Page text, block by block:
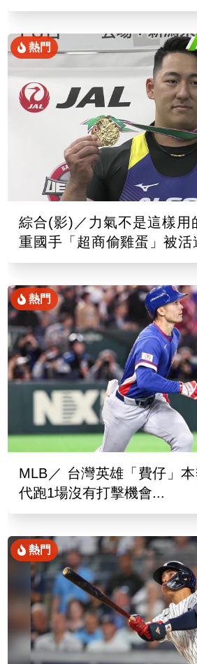
熱門
綜合(影)／力氣不是這樣用
重國手「超商偷雞蛋」被活
折
熱門
MLB／ 台灣英雄「費仔」本
代跑1場沒有打擊機會...
熱門